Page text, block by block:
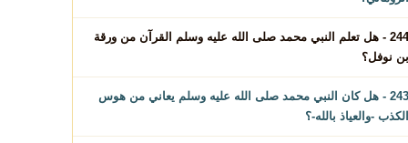
244 - هل تعلم النبي محمد صلى الله عليه وسلم القرآن من ورقة
بن نوفل؟
243 - هل كان النبي محمد صلى الله عليه وسلم يعاني من هوس
الكذب -والعياذ بالله-؟